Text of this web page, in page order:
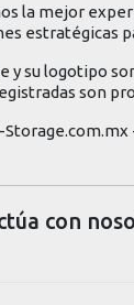
la mejor
estratégicas
y su logotipo
son
Storage.com.mx
con